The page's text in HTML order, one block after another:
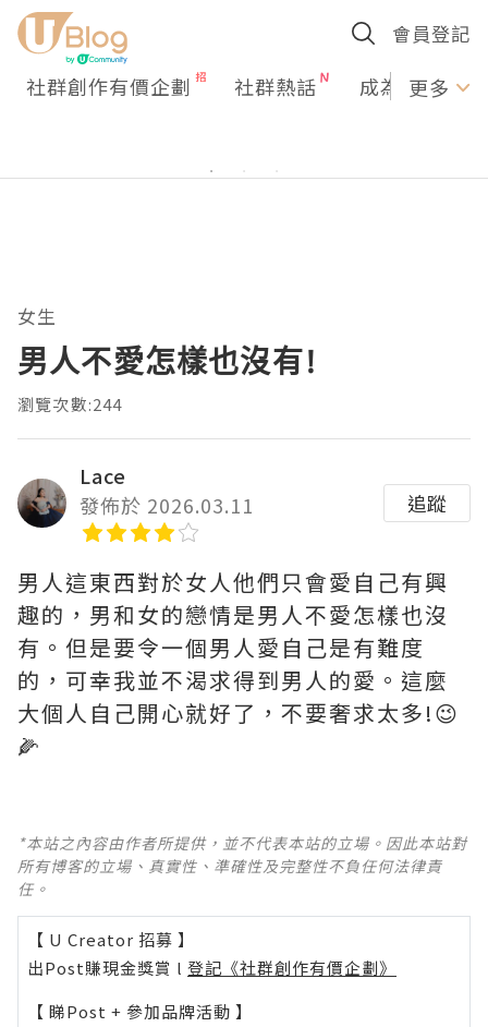
會員登記
社群創作有價企劃 社群熱話 成為U更多
女生
男人不愛怎樣也沒有!
瀏覽次數:244
Lace
發佈於 2026.03.11
追蹤
男人這東西對於女人他們只會愛自己有興
趣的，男和女的戀情是男人不愛怎樣也沒
有。但是要令一個男人愛自己是有難度
的，可幸我並不渴求得到男人的愛。這麼
大個人自己開心就好了，不要奢求太多!😉
🌽
*本站之內容由作者所提供，並不代表本站的立場。因此本站對
所有博客的立場、真實性、準確性及完整性不負任何法律責
任。
【 U Creator 招募 】
出Post賺現金獎賞 l 登記《社群創作有價企劃》
【 睇Post + 參加品牌活動 】